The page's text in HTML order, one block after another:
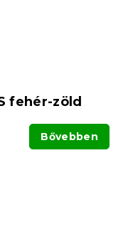
fehér-zöld
Bővebben